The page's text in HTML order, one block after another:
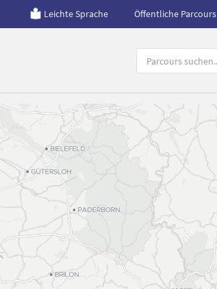
Leichte Sprache Öffentliche Parcours